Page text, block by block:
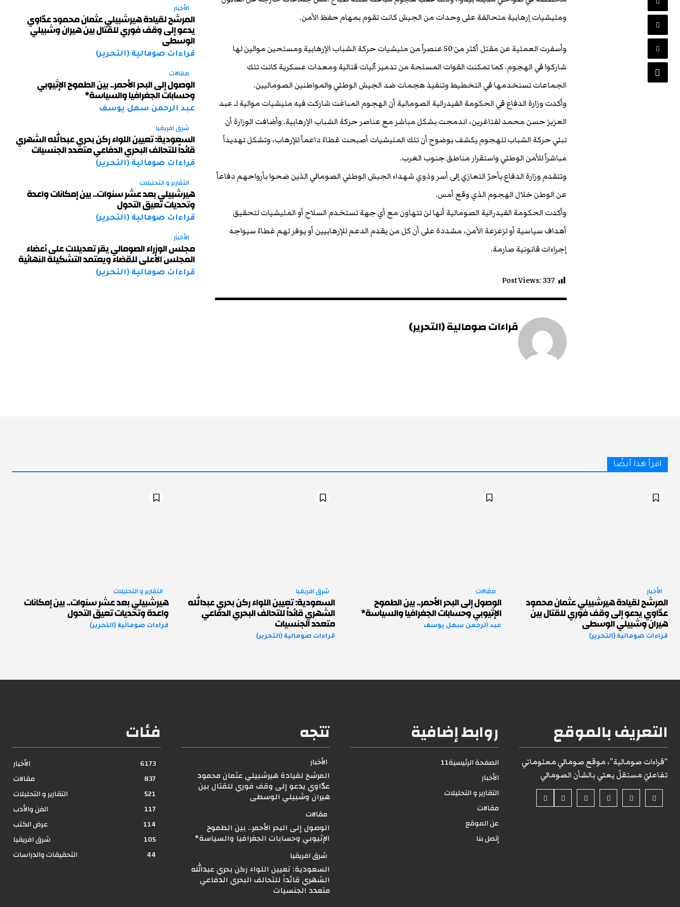
الأخبار
المرشح لقيادة هيرشبيلي عثمان محمود عدّاوي
يدعو إلى وقف فوري للقتال بين هيران وشبيلي
الوسطى
قراءات صومالية (التحرير)
مقالات
الوصول إلى البحر الأحمر.. بين الطموح الإثيوبي
وحسابات الجغرافيا والسياسة*
عبد الرحمن سهل يوسف
شرق افريقيا
السعودية: تعيين اللواء ركن بحري عبدالله الشهري
قائداً للتحالف البحري الدفاعي متعدد الجنسيات
قراءات صومالية (التحرير)
التقارير و التحليلات
هيرشبيلي بعد عشر سنوات.. بين إمكانات واعدة
وتحديات تعيق التحول
قراءات صومالية (التحرير)
الأخبار
مجلس الوزراء الصومالي يقر تعديلات على أعضاء
المجلس الأعلى للقضاء ويعتمد التشكيلة النهائية
قراءات صومالية (التحرير)
ومليشيات إرهابية متحالفة على وحدات من الجيش كانت تقوم بمهام حفظ الأمن.
وأسفرت العملية عن مقتل أكثر من 50 عنصراً من مليشيات حركة الشباب الإرهابية ومسلحين موالين لها
شاركوا في الهجوم. كما تمكنت القوات المسلحة من تدمير آليات قتالية ومعدات عسكرية كانت تلك
الجماعات تستخدمها في التخطيط وتنفيذ هجمات ضد الجيش الوطني والمواطنين الصوماليين.
وأكدت وزارة الدفاع في الحكومة الفيدرالية الصومالية أن الهجوم المباغت شاركت فيه مليشيات موالية لـ عبد
العزيز حسن محمد لفتاغرين، اندمجت بشكل مباشر مع عناصر حركة الشباب الإرهابية. وأضافت الوزارة أن
تبني حركة الشباب للهجوم يكشف بوضوح أن تلك المليشيات أصبحت غطاءً داعماً للإرهاب، وتشكل تهديداً
مباشراً للأمن الوطني واستقرار مناطق جنوب الغرب.
وتتقدم وزارة الدفاع بأحرّ التعازي إلى أسر وذوي شهداء الجيش الوطني الصومالي الذين ضحوا بأرواحهم دفاعاً
عن الوطن خلال الهجوم الذي وقع أمس.
وأكدت الحكومة الفيدرالية الصومالية أنها لن تتهاون مع أي جهة تستخدم السلاح أو المليشيات لتحقيق
أهداف سياسية أو لزعزعة الأمن، مشددة على أن كل من يقدم الدعم للإرهابيين أو يوفر لهم غطاءً سيواجه
إجراءات قانونية صارمة.
Post Views:337
قراءات صومالية (التحرير)
اقرأ هذا أيضًا
الأخبار
المرشح لقيادة هيرشبيلي عثمان محمود
عدّاوي يدعو إلى وقف فوري للقتال بين
هيران وشبيلي الوسطى
قراءات صومالية (التحرير)
مقالات
الوصول إلى البحر الأحمر.. بين الطموح
الإثيوبي وحسابات الجغرافيا والسياسة*
عبد الرحمن سهل يوسف
شرق افريقيا
السعودية: تعيين اللواء ركن بحري عبدالله
الشهري قائداً للتحالف البحري الدفاعي
متعدد الجنسيات
قراءات صومالية (التحرير)
التقارير و التحليلات
هيرشبيلي بعد عشر سنوات.. بين إمكانات
واعدة وتحديات تعيق التحول
قراءات صومالية (التحرير)
فئات
الأخبار
6173
مقالات
837
التقارير و التحليلات
521
الفن والأدب
117
عرض الكتب
114
شرق افريقيا
105
التحقيقات والدراسات
44
تتجه
الأخبار
المرشح لقيادة هيرشبيلي عثمان محمود
عدّاوي يدعو إلى وقف فوري للقتال بين
هيران وشبيلي الوسطى
مقالات
الوصول إلى البحر الأحمر.. بين الطموح
الإثيوبي وحسابات الجغرافيا والسياسة*
شرق افريقيا
السعودية: تعيين اللواء ركن بحري عبدالله
الشهري قائداً للتحالف البحري الدفاعي
متعدد الجنسيات
روابط إضافية
الصفحة الرئيسية11
الأخبار
التقارير و التحليلات
مقالات
عن الموقع
إتصل بنا
التعريف بالموقع
“قراءات صومالية”، موقع صومالي معلوماتي
تفاعليّ مستقلّ يعني بالشأن الصومالي